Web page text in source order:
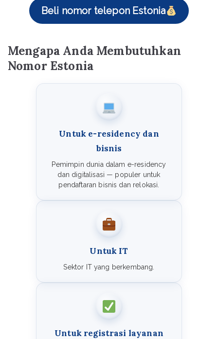
Beli nomor telepon Estonia
Mengapa Anda Membutuhkan
Nomor Estonia
Untuk e-residency dan
bisnis
Pemimpin dunia dalam e-residency
dan digitalisasi — populer untuk
pendaftaran bisnis dan relokasi.
Untuk IT
Sektor IT yang berkembang.
Untuk registrasi layanan